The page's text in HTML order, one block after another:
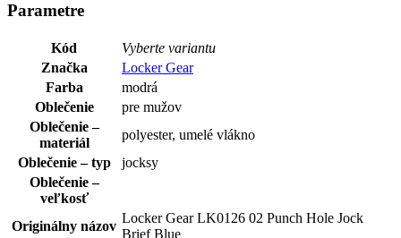
Parametre
Kód
Vyberte variantu
Značka
Locker Gear
Farba
modrá
Oblečenie
pre mužov
Oblečenie –
materiál
polyester, umelé vlákno
Oblečenie – typ
jocksy
Oblečenie –
veľkosť
Originálny názov
Locker Gear LK0126 02 Punch Hole Jock
Brief Blue